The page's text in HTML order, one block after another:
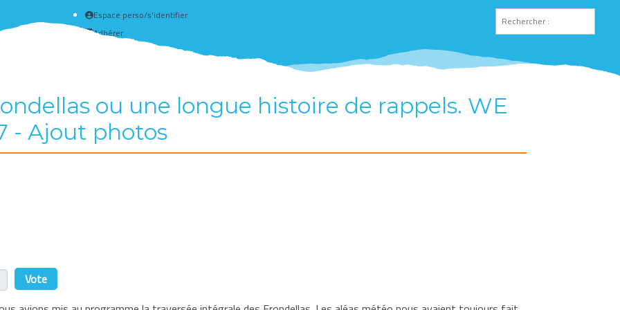
Espace perso/s'identifier
Adhérer
Créer un compte
ou une longue histoire de rappels. WE
- Ajout photos